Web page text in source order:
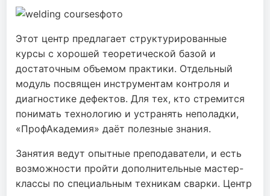
Этот центр предлагает структурированные
курсы с хорошей теоретической базой и
достаточным объемом практики. Отдельный
модуль посвящен инструментам контроля и
диагностике дефектов. Для тех, кто стремится
понимать технологию и устранять неполадки,
«ПрофАкадемия» даёт полезные знания.
Занятия ведут опытные преподаватели, и есть
возможности пройти дополнительные мастер-
классы по специальным техникам сварки. Центр